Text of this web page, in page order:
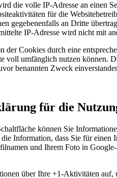
die volle IP-Adresse an einen
für die
gegebenenfalls an Dritte
IP-Adresse wird nicht mit
der Cookies durch eine
voll umfänglich nutzen können.
benannten Zweck
für die
können Sie
Information, dass Sie für einen
und Ihrem Foto in
über Ihre +1-Aktivitäten auf,